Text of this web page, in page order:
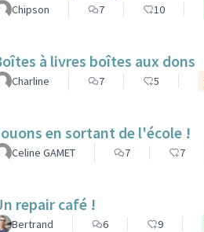
Chipson 7 10
à livres boîtes aux dons
Charline 7 5
en sortant de l'école !
Celine GAMET 7 7
repair café !
Bertrand 6 9